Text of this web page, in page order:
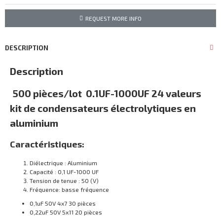
REQUEST MORE INFO
DESCRIPTION
Description
500 pièces/lot 0.1UF-1000UF 24 valeurs
kit de condensateurs électrolytiques en
aluminium
Caractéristiques:
Diélectrique : Aluminium
Capacité : 0,1 UF-1000 UF
Tension de tenue : 50 (V)
Fréquence: basse fréquence
0,1uF 50V 4x7 30 pièces
0,22uF 50V 5x11 20 pièces